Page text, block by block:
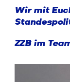
Wir mit
ZZB im